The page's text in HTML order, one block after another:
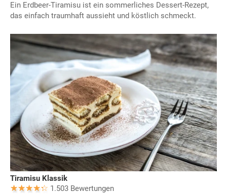
Ein Erdbeer-Tiramisu ist ein sommerliches Dessert-Rezept,
das einfach traumhaft aussieht und köstlich schmeckt.
Tiramisu Klassik
1.503 Bewertungen